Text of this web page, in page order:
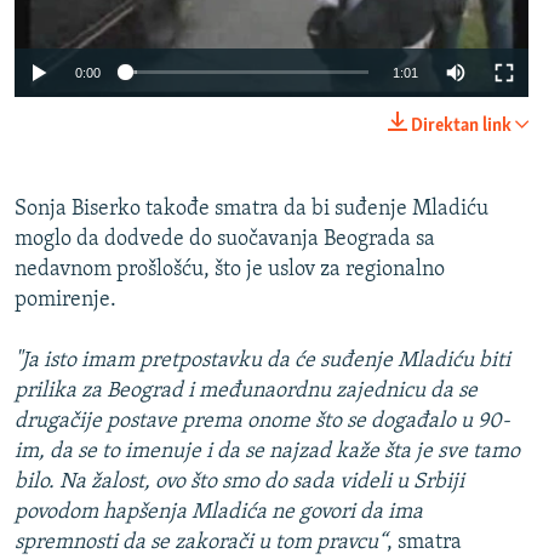
0:00 1:01
Direktan link
Sonja Biserko takođe smatra da bi suđenje Mladiću
moglo da dodvede do suočavanja Beograda sa
nedavnom prošlošću, što je uslov za regionalno
pomirenje.
"Ja isto imam pretpostavku da će suđenje Mladiću biti
prilika za Beograd i međunaordnu zajednicu da se
drugačije postave prema onome što se događalo u 90-
im, da se to imenuje i da se najzad kaže šta je sve tamo
bilo. Na žalost, ovo što smo do sada videli u Srbiji
povodom hapšenja Mladića ne govori da ima
spremnosti da se zakorači u tom pravcu“, smatra